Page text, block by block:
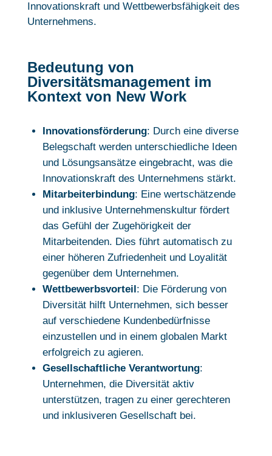
Innovationskraft und Wettbewerbsfähigkeit des
Unternehmens.
Bedeutung von
Diversitätsmanagement im
Kontext von New Work
Innovationsförderung: Durch eine diverse
Belegschaft werden unterschiedliche Ideen
und Lösungsansätze eingebracht, was die
Innovationskraft des Unternehmens stärkt.
Mitarbeiterbindung: Eine wertschätzende
und inklusive Unternehmenskultur fördert
das Gefühl der Zugehörigkeit der
Mitarbeitenden. Dies führt automatisch zu
einer höheren Zufriedenheit und Loyalität
gegenüber dem Unternehmen.
Wettbewerbsvorteil: Die Förderung von
Diversität hilft Unternehmen, sich besser
auf verschiedene Kundenbedürfnisse
einzustellen und in einem globalen Markt
erfolgreich zu agieren.
Gesellschaftliche Verantwortung:
Unternehmen, die Diversität aktiv
unterstützen, tragen zu einer gerechteren
und inklusiveren Gesellschaft bei.